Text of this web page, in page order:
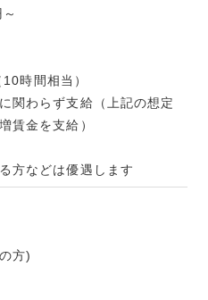
時間相当）
関わらず支給（上記の想定
賃金を支給）
方などは優遇します
方)